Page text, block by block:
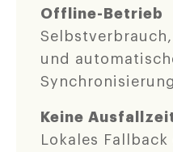
Offline-Betrieb
und
Synchronisierung
Keine
Lokales